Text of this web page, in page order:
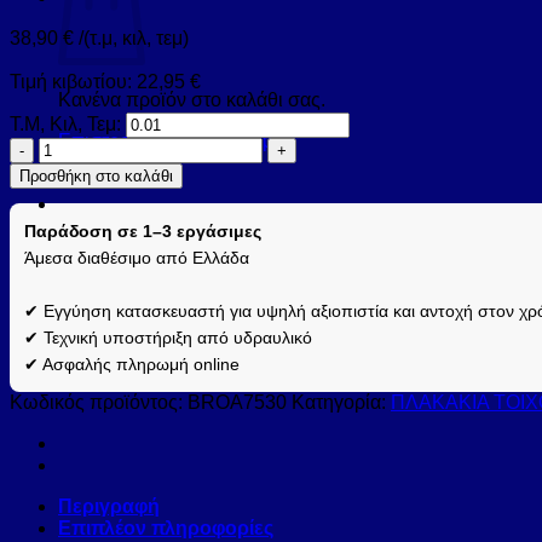
Κανένα προϊόν στο καλάθι σας.
Επιστροφή στο κατάστημα
38,90 € /(τ.μ, κιλ, τεμ)
Τιμή κιβωτίου: 22,95 €
Τ.Μ, Κιλ, Τεμ:
Πλακάκι
BRONX
Alga
KARAG
7,5x30cm
(BROA7530)
Προσθήκη στο καλάθι
Παράδοση σε 1–3 εργάσιμες
Άμεσα διαθέσιμο από Ελλάδα
✔ Εγγύηση κατασκευαστή για υψηλή αξιοπιστία και αντοχή στον
✔ Τεχνική υποστήριξη από υδραυλικό
✔ Ασφαλής πληρωμή online
Κωδικός προϊόντος: BROA7530 Κατηγορία: ΠΛΑΚΑΚΙΑ
Περιγραφή
Επιπλέον πληροφορίες